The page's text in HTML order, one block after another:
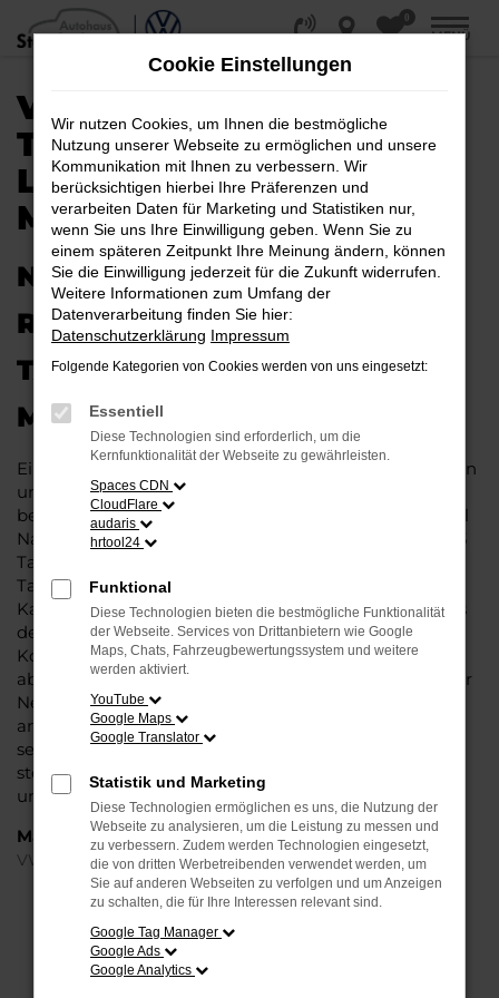
Zum
Hauptinhalt
0
MENÜ
VW ID.3
TAGESZULASSUNG |
LIEFERSERVICE NACH
MAGDEBURG
NEUES FAHRZEUG MIT VIEL
RABATT: IHRE VW ID.3
TAGESZULASSUNG FÜR
MAGDEBURG
Ein Neuwagen muss nicht teuer sein. Unser Kundinnen
und Kunden aus Magdeburg und anderswo erhalten
bei Steinböhmer eine VW ID.3 Tageszulassung mit viel
Nachlass und ohne Abstriche bei der Qualität. VW ID.3
Tageszulassung: das klingt wie ein Trick und ist in der
Tat ein kleiner Kunstgriff, mit dem Autohändler den
Kauf zu günstigeren Preisen möglich machen. Seitens
der Automobilhersteller werden stets nur enge
Korridore für die Preissetzung bei Neuwagen
abgesteckt. Eine VW ID.3 Tageszulassung ist ein echter
Neuwagen, der für einen Tag in Magdeburg oder
anderswo zugelassen wurde. Dabei versteht sich von
selbst, dass der Kilometerstand bei Null komma Null
steht und Sie nach dem Kauf die erste Fahrt
unternehmen können.
Marken
VW
FEHLER: NETWORK ERROR
Beim Laden ist ein Fehler aufgetreten.
Cookie Einstellungen
Wir nutzen Cookies, um Ihnen die bestmögliche
Nutzung unserer Webseite zu ermöglichen und unsere
Kommunikation mit Ihnen zu verbessern. Wir
berücksichtigen hierbei Ihre Präferenzen und
verarbeiten Daten für Marketing und Statistiken nur,
wenn Sie uns Ihre Einwilligung geben. Wenn Sie zu
einem späteren Zeitpunkt Ihre Meinung ändern, können
Sie die Einwilligung jederzeit für die Zukunft widerrufen.
Weitere Informationen zum Umfang der
Datenverarbeitung finden Sie hier:
Datenschutzerklärung Impressum
Folgende Kategorien von Cookies werden von uns eingesetzt:
Essentiell
Diese Technologien sind erforderlich, um die
Kernfunktionalität der Webseite zu gewährleisten.
Spaces CDN
CloudFlare
audaris
hrtool24
Funktional
Diese Technologien bieten die bestmögliche Funktionalität
der Webseite. Services von Drittanbietern wie Google
Maps, Chats, Fahrzeugbewertungssystem und weitere
werden aktiviert.
YouTube
Google Maps
Google Translator
Statistik und Marketing
Diese Technologien ermöglichen es uns, die Nutzung der
Webseite zu analysieren, um die Leistung zu messen und
zu verbessern. Zudem werden Technologien eingesetzt,
die von dritten Werbetreibenden verwendet werden, um
Sie auf anderen Webseiten zu verfolgen und um Anzeigen
zu schalten, die für Ihre Interessen relevant sind.
Google Tag Manager
Google Ads
Google Analytics